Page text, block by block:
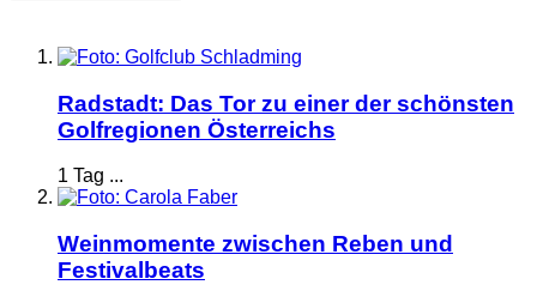
Radstadt: Das Tor zu einer der schönsten
Golfregionen Österreichs
1 Tag ...
Weinmomente zwischen Reben und
Festivalbeats